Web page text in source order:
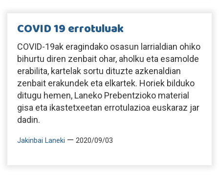
COVID 19 errotuluak
COVID-19ak eragindako osasun larrialdian ohiko
bihurtu diren zenbait ohar, aholku eta esamolde
erabilita, kartelak sortu dituzte azkenaldian
zenbait erakundek eta elkartek. Horiek bilduko
ditugu hemen, Laneko Prebentzioko material
gisa eta ikastetxeetan errotulazioa euskaraz jar
dadin.
Jakinbai Laneki — 2020/09/03